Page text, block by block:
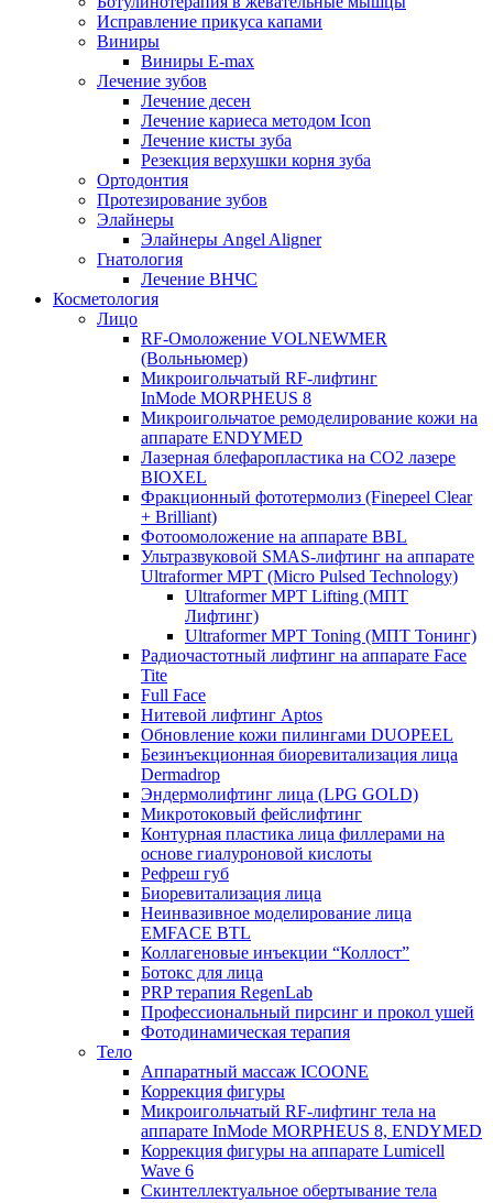
Исправление прикуса капами
Виниры
Виниры E-max
Лечение зубов
Лечение десен
Лечение кариеса методом Icon
Лечение кисты зуба
Резекция верхушки корня зуба
Ортодонтия
Протезирование зубов
Элайнеры
Элайнеры Angel Aligner
Гнатология
Лечение ВНЧС
Косметология
Лицо
RF-Омоложение VOLNEWMER
(Вольньюмер)
Микроигольчатый RF-лифтинг
InMode MORPHEUS 8
Микроигольчатое ремоделирование кожи на
аппарате ENDYMED
Лазерная блефаропластика на CO2 лазере
BIOXEL
Фракционный фототермолиз (Finepeel Clear
+ Brilliant)
Фотоомоложение на аппарате BBL
Ультразвуковой SMAS-лифтинг на аппарате
Ultraformer MPT (Micro Pulsed Technology)
Ultraformer MPT Lifting (МПТ
Лифтинг)
Ultraformer MPT Toning (МПТ Тонинг)
Радиочастотный лифтинг на аппарате Face
Tite
Full Face
Нитевой лифтинг Aptos
Обновление кожи пилингами DUOPEEL
Безинъекционная биоревитализация лица
Dermadrop
Эндермолифтинг лица (LPG GOLD)
Микротоковый фейслифтинг
Контурная пластика лица филлерами на
основе гиалуроновой кислоты
Рефреш губ
Биоревитализация лица
Неинвазивное моделирование лица
EMFACE BTL
Коллагеновые инъекции “Коллост”
Ботокс для лица
PRP терапия RegenLab
Профессиональный пирсинг и прокол ушей
Фотодинамическая терапия
Тело
Аппаратный массаж ICOONE
Коррекция фигуры
Микроигольчатый RF-лифтинг тела на
аппарате InMode MORPHEUS 8, ENDYMED
Коррекция фигуры на аппарате Lumicell
Wave 6
Скинтеллектуальное обертывание тела